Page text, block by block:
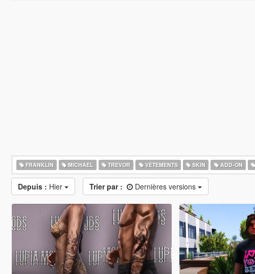
FRANKLIN MICHAEL TREVOR VÊTEMENTS SKIN ADD-ON
Depuis : Hier Trier par : Dernières versions